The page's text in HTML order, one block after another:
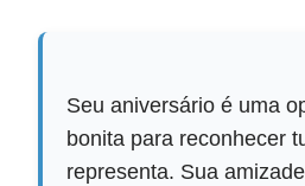
Seu aniversário é uma
bonita para reconhecer
representa. Sua